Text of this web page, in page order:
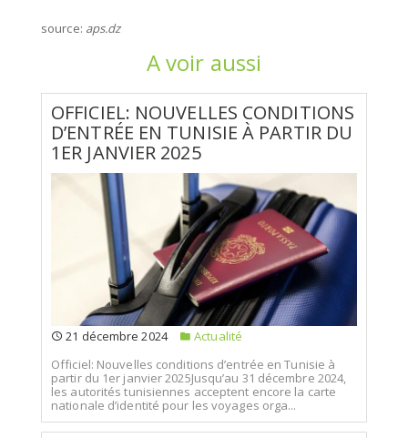
source: aps.dz
A voir aussi
OFFICIEL: NOUVELLES CONDITIONS
D’ENTRÉE EN TUNISIE À PARTIR DU
1ER JANVIER 2025
21 décembre 2024
Actualité
Officiel: Nouvelles conditions d’entrée en Tunisie à
partir du 1er janvier 2025Jusqu’au 31 décembre 2024,
les autorités tunisiennes acceptent encore la carte
nationale d’identité pour les voyages orga...